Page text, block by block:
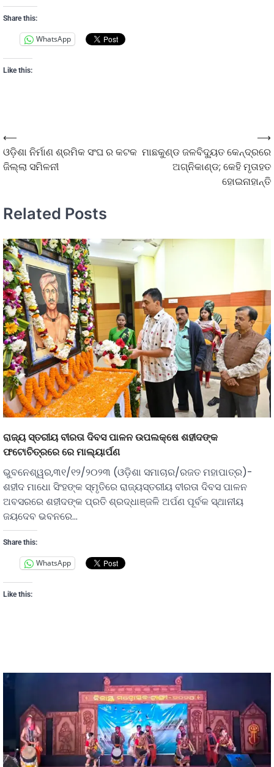
Share this:
WhatsApp
Like this:
⟵
ଓଡ଼ିଶା ନିର୍ମାଣ ଶ୍ରମିକ ସଂଘ ର କଟକ
ଜିଲ୍ଲା ସମିଳନୀ
ମାଛକୁଣ୍ଡ ଜଳବିଦ୍ୟୁତ କେନ୍ଦ୍ରରେ
ଅଗ୍ନିକାଣ୍ଡ; କେହି ମୃତାହତ
ହୋଇନାହାନ୍ତି
⟶
Related Posts
ରାଜ୍ୟ ସ୍ତରୀୟ ବୀରତା ଦିବସ ପାଳନ ଉପଲକ୍ଷେ ଶହୀଦଙ୍କ
ଫଟୋଚିତ୍ରରେ ରେ ମାଲ୍ୟାର୍ପଣ
ଭୁବନେଶ୍ୱର,୩୧/୧୨/୨୦୨୩ (ଓଡ଼ିଶା ସମାଚାର/ରଜତ ମହାପାତ୍ର)-
ଶହୀଦ ମାଧୋ ସିଂହଙ୍କ ସ୍ମୃତିରେ ରାଜ୍ୟସ୍ତରୀୟ ବୀରତା ଦିବସ ପାଳନ
ଅବସରରେ ଶହୀଦଙ୍କ ପ୍ରତି ଶ୍ରଦ୍ଧାଞ୍ଜଳି ଅର୍ପଣ ପୂର୍ବକ ସ୍ଥାନୀୟ
ଜୟଦେବ ଭବନରେ…
Share this:
WhatsApp
Like this: